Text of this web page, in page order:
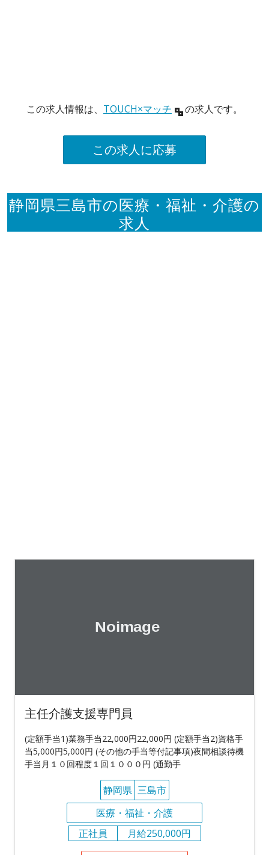
この求人情報は、 TOUCH×マッチ の求人です。
この求人に応募
静岡県三島市の医療・福祉・介護の
求人
主任介護支援専門員
(定額手当1)業務手当22,000円22,000円 (定額手当2)資格手
当5,000円5,000円 (その他の手当等付記事項)夜間相談待機
手当月１０回程度１回１０００円 (通勤手
静岡県 三島市
医療・福祉・介護
正社員
月給250,000円